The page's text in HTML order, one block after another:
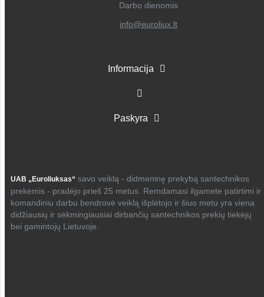
Darbo dienomis
info@euroliux.lt
Informacija
Paskyra
UAB „Euroliuksas“ savo veiklą - didmeninę prekybą santechnikos
prekėmis - pradėjo prieš 25 metus. Remdamasi ilgamete patirtimi ir
komandiniu darbu bendrovė veiklą išplėtojo ir šiuo metu yra viena
didžiausių ir sėkmingiausiai dirbančių santechnikos prekių tiekėjų
bei gamintojų Lietuvoje.